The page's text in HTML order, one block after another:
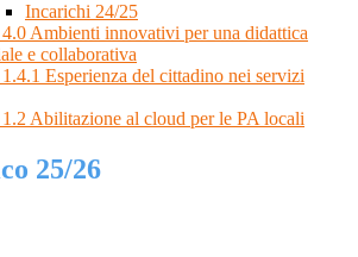
Incarichi 24/25
Ambienti innovativi per una didattica
e collaborativa
Esperienza del cittadino nei servizi
Abilitazione al cloud per le PA locali
25/26